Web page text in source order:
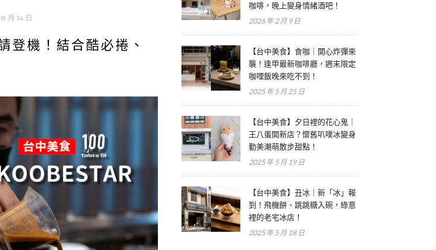
月 14 日
登機！結合酷必捲、
咖啡，晚上變身情緒酒吧！
2026 年 2 月 9 日
【台中美食】食咖｜開心炸彈來
襲！逢甲最新咖啡廳，週末限定
咖哩飯晚來吃不到！
2025 年 5 月 25 日
【台中美食】夕日裡的花心鬼｜
王八蛋開新店？懷舊叭噗冰變身
勤美潮萌散步甜點！
2025 年 5 月 19 日
【台中美食】丑冰｜新「冰」報
到！飛機餅、跳跳糖入碗，綠意
裡的老宅冰店！
2025 年 5 月 18 日